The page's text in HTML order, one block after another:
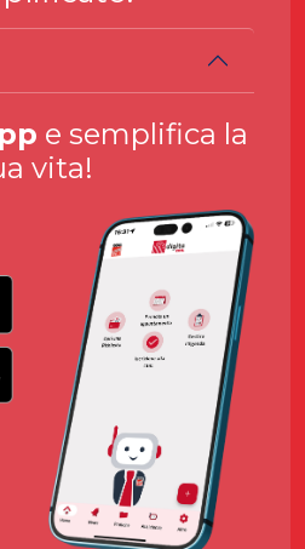
e semplifica la
vita!